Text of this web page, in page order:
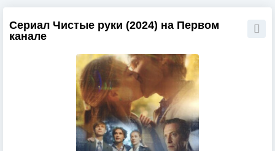
Сериал Чистые руки (2024) на Первом
канале